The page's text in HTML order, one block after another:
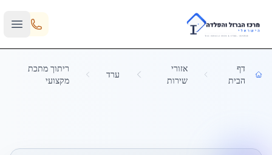
Skip to main content
דף
הבית
אזורי
שירות
ערד
ריתוך מתכת
מקצועי